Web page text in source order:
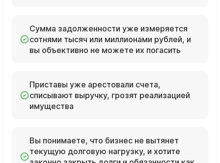
Сумма задолженности уже измеряется
сотнями тысяч или миллионами рублей, и
вы объективно не можете их погасить
Приставы уже арестовали счета,
списывают выручку, грозят реализацией
имущества
Вы понимаете, что бизнес не вытянет
текущую долговую нагрузку, и хотите